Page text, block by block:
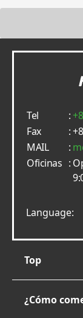
Tel :
Fax
:
MAIL
:
Oficinas :
Language:
Top
¿Cómo